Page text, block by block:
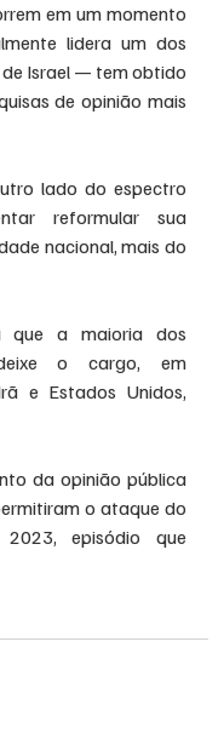
em um momento
lidera um dos
Israel — tem obtido
de opinião mais
lado do espectro
reformular sua
nacional, mais do
que a maioria dos
o cargo, em
e Estados Unidos,
da opinião pública
o ataque do
episódio que